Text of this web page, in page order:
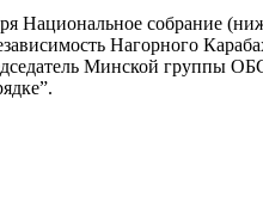
Национальное собрание
Нагорного
Минской группы